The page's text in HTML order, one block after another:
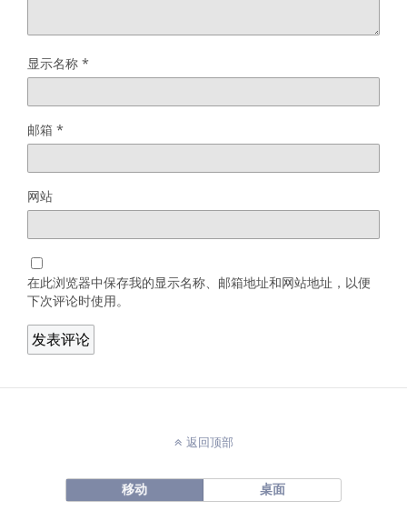
显示名称 *
邮箱 *
网站
在此浏览器中保存我的显示名称、邮箱地址和网站地址，以便
下次评论时使用。
返回顶部
移动 桌面